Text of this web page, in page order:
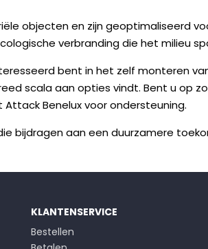
objecten en zijn geoptimaliseerd
verbranding die het milieu
bent in het zelf monteren
scala aan opties vindt. Bent u op
Benelux voor ondersteuning.
bijdragen aan een duurzamere
KLANTENSERVICE
Bestellen